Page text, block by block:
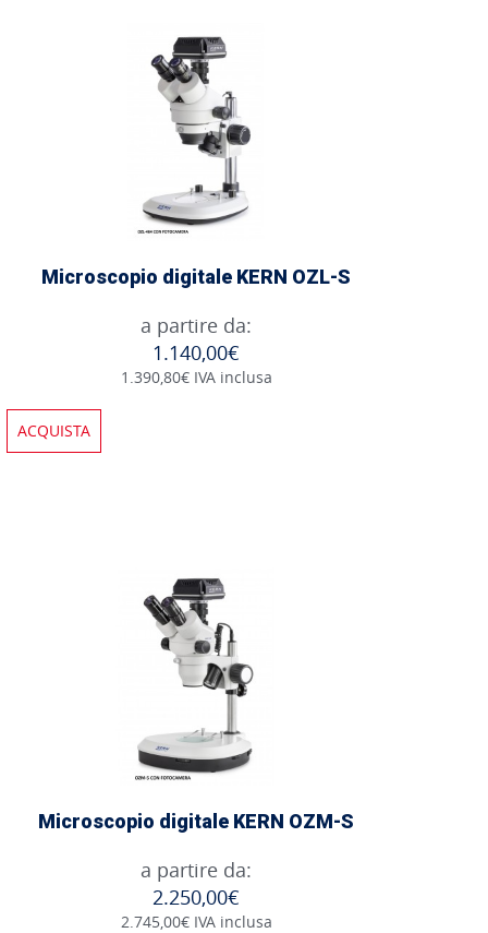
Microscopio digitale KERN OZL-S
a partire da:
1.140,00€
1.390,80€ IVA inclusa
ACQUISTA
Microscopio digitale KERN OZM-S
a partire da:
2.250,00€
2.745,00€ IVA inclusa